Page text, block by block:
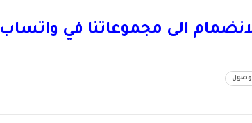
الى مجموعاتنا في واتساب
وصول